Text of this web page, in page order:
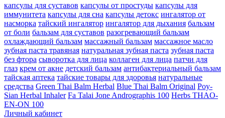
капсулы для суставов капсулы от простуды капсулы для
иммунитета капсулы для сна капсулы детокс ингалятор от
насморка тайский ингалятор ингалятор для дыхания бальзам
от боли бальзам для суставов разогревающий бальзам
охлаждающий бальзам массажный бальзам массажное масло
зубная паста травяная натуральная зубная паста зубная паста
без фтора сыворотка для лица коллаген для лица патчи для
глаз крем от акне детский бальзам антибактериальный бальзам
тайская аптека тайские товары для здоровья натуральные
средства Green Thai Balm Herbal Blue Thai Balm Original Poy-
Sian Herbal Inhaler Fa Talai Jone Andrographis 100 Herbs THAO-
EN-ON 100
Личный кабинет